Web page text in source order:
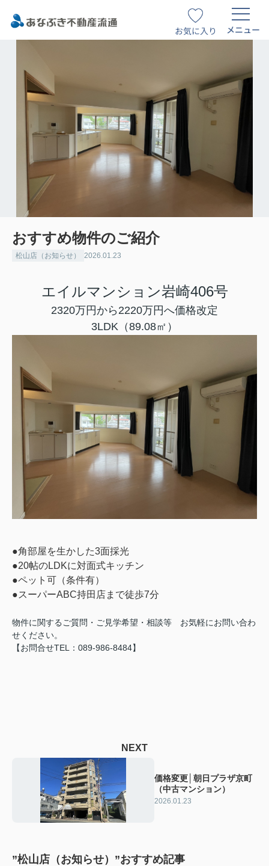
お気に入り メニュー
おすすめ物件のご紹介
松山店（お知らせ） 2026.01.23
エイルマンション岩崎406号
2320万円から2220万円へ価格改定
3LDK（89.08㎡）
●角部屋を生かした3面採光
●20帖のLDKに対面式キッチン
●ペット可（条件有）
●スーパーABC持田店まで徒歩7分
物件に関するご質問・ご見学希望・相談等 お気軽にお問い合わ
せください。
【お問合せTEL：089-986-8484】
NEXT
価格変更│朝日プラザ京町
（中古マンション）
2026.01.23
”松山店（お知らせ）”おすすめ記事